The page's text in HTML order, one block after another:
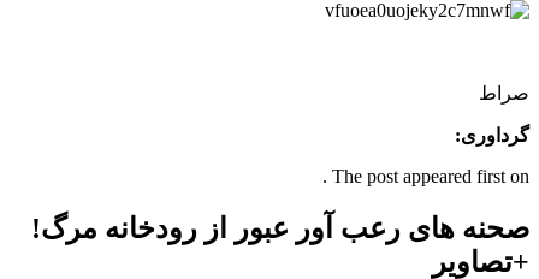
صراط
گرداوری:
The post appeared first on .
صحنه های رعب آور عبور از رودخانه مرگ!
+تصاویر